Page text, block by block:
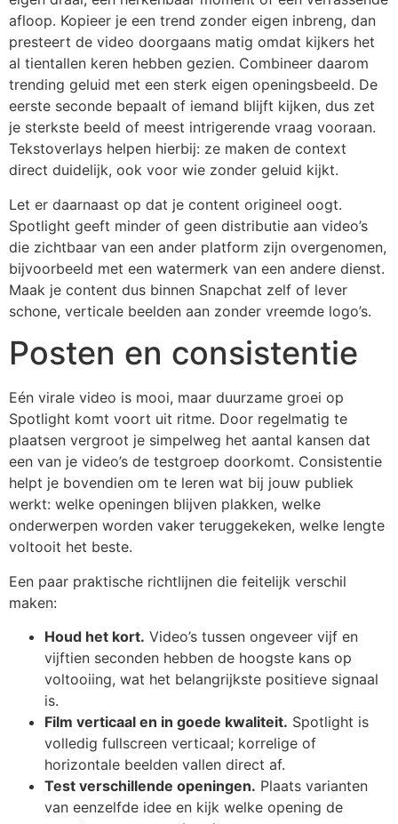
afloop. Kopieer je een trend zonder eigen inbreng, dan
presteert de video doorgaans matig omdat kijkers het
al tientallen keren hebben gezien. Combineer daarom
trending geluid met een sterk eigen openingsbeeld. De
eerste seconde bepaalt of iemand blijft kijken, dus zet
je sterkste beeld of meest intrigerende vraag vooraan.
Tekstoverlays helpen hierbij: ze maken de context
direct duidelijk, ook voor wie zonder geluid kijkt.
Let er daarnaast op dat je content origineel oogt.
Spotlight geeft minder of geen distributie aan video’s
die zichtbaar van een ander platform zijn overgenomen,
bijvoorbeeld met een watermerk van een andere dienst.
Maak je content dus binnen Snapchat zelf of lever
schone, verticale beelden aan zonder vreemde logo’s.
Posten en consistentie
Eén virale video is mooi, maar duurzame groei op
Spotlight komt voort uit ritme. Door regelmatig te
plaatsen vergroot je simpelweg het aantal kansen dat
een van je video’s de testgroep doorkomt. Consistentie
helpt je bovendien om te leren wat bij jouw publiek
werkt: welke openingen blijven plakken, welke
onderwerpen worden vaker teruggekeken, welke lengte
voltooit het beste.
Een paar praktische richtlijnen die feitelijk verschil
maken:
Houd het kort. Video’s tussen ongeveer vijf en
vijftien seconden hebben de hoogste kans op
voltooiing, wat het belangrijkste positieve signaal
is.
Film verticaal en in goede kwaliteit. Spotlight is
volledig fullscreen verticaal; korrelige of
horizontale beelden vallen direct af.
Test verschillende openingen. Plaats varianten
van eenzelfde idee en kijk welke opening de